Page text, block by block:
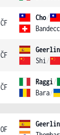
ČF
Cho/
ČF
Shi /
ČF
Raggi/
Bara/
OF